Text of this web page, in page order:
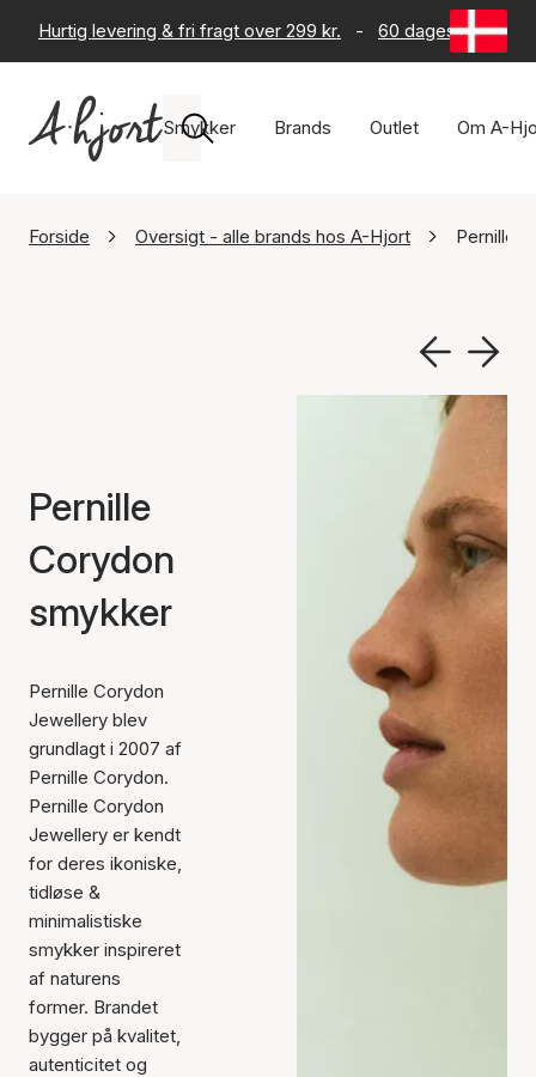
Hurtig levering & fri fragt over 299 kr. - 60 dages returret
Smykker Brands Outlet Om A-
Forside Oversigt - alle brands hos A-Hjort Pernille
Pernille
Corydon
smykker
Pernille Corydon
Jewellery blev
grundlagt i 2007 af
Pernille Corydon.
Pernille Corydon
Jewellery er kendt
for deres ikoniske,
tidløse &
minimalistiske
smykker inspireret
af naturens
former. Brandet
bygger på kvalitet,
autenticitet og